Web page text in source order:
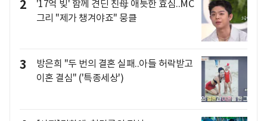
2
'17억 빚' 함께 견딘 친母 애틋한 효심..MC
그리 "제가 챙겨야죠" 뭉클
3
방은희 "두 번의 결혼 실패..아들 허락받고
이혼 결심" ('특종세상')